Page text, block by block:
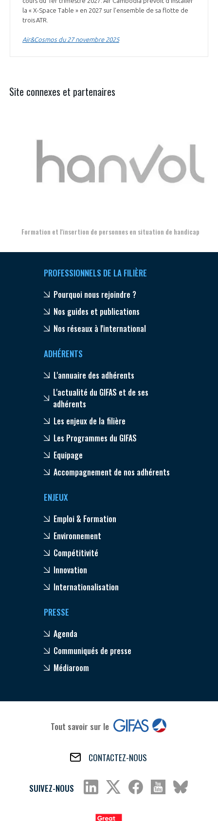
la « X-Space Table » en 2027 sur l’ensemble de sa flotte de
trois ATR.
Air&Cosmos du 27 novembre 2025
Site connexes et partenaires
Formation et l'insertion de personnes en situation de handicap
PROFESSIONNELS DE LA FILIÈRE
Pourquoi nous rejoindre ?
Nos guides et publications
Nos réseaux à l'international
ADHÉRENTS
L'annuaire des adhérents
L'actualité du GIFAS et de ses
adhérents
Les enjeux de la filière
Les Programmes du GIFAS
Equipage
Accompagnement de nos adhérents
ENJEUX
Emploi & Formation
Environnement
Compétitivité
Innovation
Internationalisation
PRESSE
Agenda
Communiqués de presse
Médiaroom
Tout savoir sur le
CONTACTEZ-NOUS
SUIVEZ-NOUS